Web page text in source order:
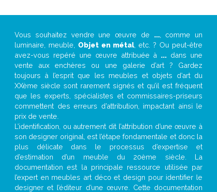
Vous souhaitez vendre une œuvre de ..., comme un
luminaire, meuble, Objet en métal , etc. ? Ou peut-être
avez-vous repéré une œuvre attribuée à ... dans une
vente aux enchères ou une galerie d’art ? Gardez
toujours à l’esprit que les meubles et objets d’art du
XXème siècle sont rarement signés et qu’il est fréquent
que les experts, spécialistes et commissaires-priseurs
commettent des erreurs d’attribution, impactant ainsi le
prix de vente.
L’identification, ou autrement dit l’attribution d’une œuvre à
son designer original, est l’étape fondamentale et donc la
plus délicate dans le processus d’expertise et
d’estimation d’un meuble du 20ème siècle. La
documentation est la principale ressource utilisée par
l’expert en meubles art déco et design pour identifier le
designer et l’éditeur d’une œuvre. Cette documentation